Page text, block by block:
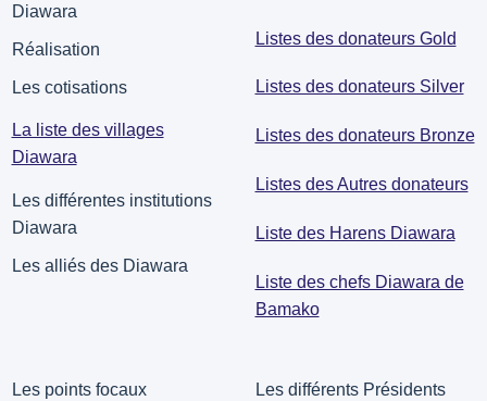
Diawara
Réalisation
Les cotisations
La liste des villages
Diawara
Les différentes institutions
Diawara
Les alliés des Diawara
Listes des donateurs Gold
Listes des donateurs Silver
Listes des donateurs Bronze
Listes des Autres donateurs
Liste des Harens Diawara
Liste des chefs Diawara de
Bamako
Les points focaux
Les différents Présidents